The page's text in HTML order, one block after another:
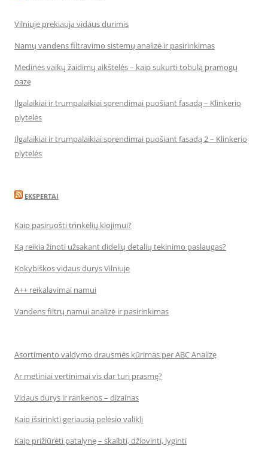
Vilniuje prekiauja vidaus durimis
Namų vandens filtravimo sistemų analizė ir pasirinkimas
Medinės vaikų žaidimų aikštelės – kaip sukurti tobulą pramogų
oazę
Ilgalaikiai ir trumpalaikiai sprendimai puošiant fasadą – Klinkerio
plytelės
Ilgalaikiai ir trumpalaikiai sprendimai puošiant fasadą 2 – Klinkerio
plytelės
EKSPERTAI
Kaip pasiruošti trinkelių klojimui?
Ką reikia žinoti užsakant didelių detalių tekinimo paslaugas?
Kokybiškos vidaus durys Vilniuje
A++ reikalavimai namui
Vandens filtrų namui analizė ir pasirinkimas
Asortimento valdymo drausmės kūrimas per ABC Analizę
Ar metiniai vertinimai vis dar turi prasmę?
Vidaus durys ir rankenos – dizainas
Kaip išsirinkti geriausią pelėsio valiklį
Kaip prižiūrėti patalynę – skalbti, džiovinti, lyginti